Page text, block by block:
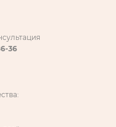
36